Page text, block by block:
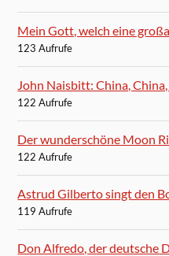
Mein Gott, welch eine
123 Aufrufe
John Naisbitt: China,
122 Aufrufe
Der wunderschöne Moon
122 Aufrufe
Astrud Gilberto singt den
119 Aufrufe
Don Alfredo, der deutsche